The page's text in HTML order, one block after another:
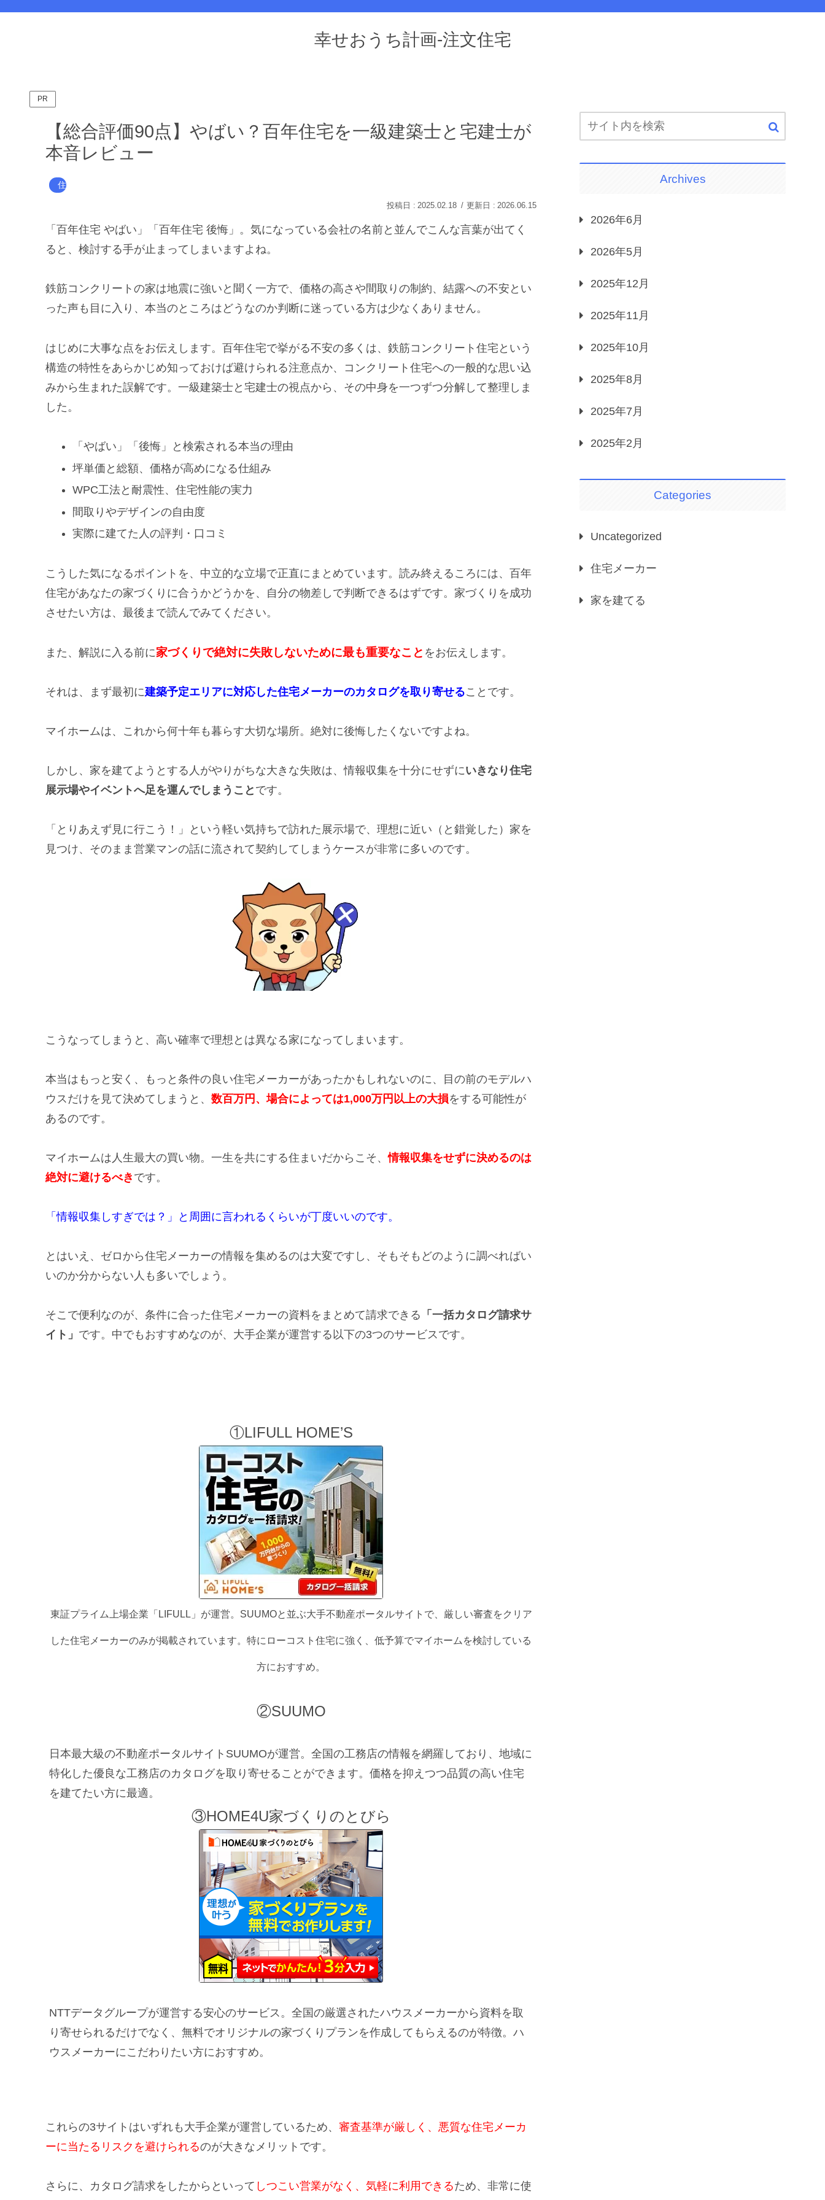
幸せおうち計画-注文住宅
PR
【総合評価90点】やばい？百年住宅を一級建築士と宅建士が
本音レビュー
住宅メーカー
2025.02.18 2026.06.15
「百年住宅 やばい」「百年住宅 後悔」。気になっている会社の名前と並んでこんな言葉が出てく
ると、検討する手が止まってしまいますよね。
鉄筋コンクリートの家は地震に強いと聞く一方で、価格の高さや間取りの制約、結露への不安とい
った声も目に入り、本当のところはどうなのか判断に迷っている方は少なくありません。
はじめに大事な点をお伝えします。百年住宅で挙がる不安の多くは、鉄筋コンクリート住宅という
構造の特性をあらかじめ知っておけば避けられる注意点か、コンクリート住宅への一般的な思い込
みから生まれた誤解です。一級建築士と宅建士の視点から、その中身を一つずつ分解して整理しま
した。
「やばい」「後悔」と検索される本当の理由
坪単価と総額、価格が高めになる仕組み
WPC工法と耐震性、住宅性能の実力
間取りやデザインの自由度
実際に建てた人の評判・口コミ
こうした気になるポイントを、中立的な立場で正直にまとめています。読み終えるころには、百年
住宅があなたの家づくりに合うかどうかを、自分の物差しで判断できるはずです。家づくりを成功
させたい方は、最後まで読んでみてください。
また、解説に入る前に家づくりで絶対に失敗しないために最も重要なこと をお伝えします。
それは、まず最初に建築予定エリアに対応した住宅メーカーのカタログを取り寄せることです。
マイホームは、これから何十年も暮らす大切な場所。絶対に後悔したくないですよね。
しかし、家を建てようとする人がやりがちな大きな失敗は、情報収集を十分にせずにいきなり住宅
展示場やイベントへ足を運んでしまうこと です。
「とりあえず見に行こう！」という軽い気持ちで訪れた展示場で、理想に近い（と錯覚した）家を
見つけ、そのまま営業マンの話に流されて契約してしまうケースが非常に多いのです。
こうなってしまうと、高い確率で理想とは異なる家になってしまいます。
本当はもっと安く、もっと条件の良い住宅メーカーがあったかもしれないのに、目の前のモデルハ
ウスだけを見て決めてしまうと、 数百万円、場合によっては1,000万円以上の大損をする可能性が
あるのです。
マイホームは人生最大の買い物。一生を共にする住まいだからこそ、情報収集をせずに決めるのは
絶対に避けるべき です。
「情報収集しすぎでは？」と周囲に言われるくらいが丁度いいのです。
とはいえ、ゼロから住宅メーカーの情報を集めるのは大変ですし、そもそもどのように調べればい
いのか分からない人も多いでしょう。
そこで便利なのが、条件に合った住宅メーカーの資料をまとめて請求できる 「一括カタログ請求サ
イト」 です。中でもおすすめなのが、大手企業が運営する以下の3つのサービスです。
①LIFULL HOME’S
東証プライム上場企業「LIFULL」が運営。SUUMOと並ぶ大手不動産ポータルサイトで、厳しい審査をクリア
した住宅メーカーのみが掲載されています。特にローコスト住宅に強く、低予算でマイホームを検討している
方におすすめ。
②SUUMO
日本最大級の不動産ポータルサイトSUUMOが運営。全国の工務店の情報を網羅しており、地域に
特化した優良な工務店のカタログを取り寄せることができます。価格を抑えつつ品質の高い住宅
を建てたい方に最適。
③HOME4U家づくりのとびら
NTTデータグループが運営する安心のサービス。全国の厳選されたハウスメーカーから資料を取
り寄せられるだけでなく、無料でオリジナルの家づくりプランを作成してもらえるのが特徴。ハ
ウスメーカーにこだわりたい方におすすめ。
これらの3サイトはいずれも大手企業が運営しているため、 審査基準が厳しく、悪質な住宅メーカ
ーに当たるリスクを避けられるのが大きなメリットです。
さらに、カタログ請求をしたからといって しつこい営業がなく、気軽に利用できるため、非常に使
Archives
2026年6月
2026年5月
2025年12月
2025年11月
2025年10月
2025年8月
2025年7月
2025年2月
Categories
Uncategorized
住宅メーカー
家を建てる